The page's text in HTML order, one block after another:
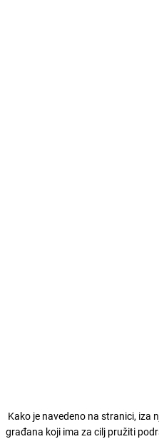
Kako je navedeno na stranici, iza
građana koji ima za cilj pružiti